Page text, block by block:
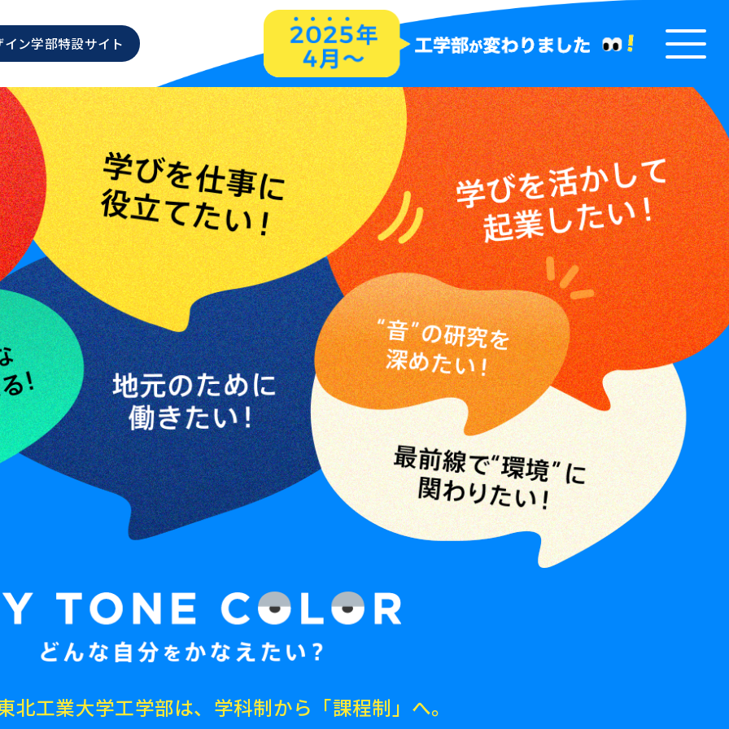
イン学部特設サイト
北工業大学工学部は、 学科制から「課程制」へ。